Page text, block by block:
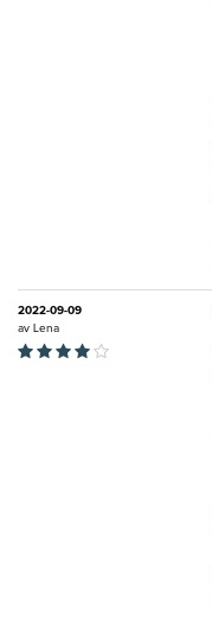
2022-09-09
av
Lena